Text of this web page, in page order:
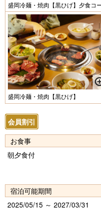
盛岡冷麺・焼肉【黒ひげ】夕食コ
盛岡冷麺・焼肉【黒ひげ】
会員割引
お食事
朝夕食付
宿泊可能期間
2025/05/15 ～ 2027/03/31